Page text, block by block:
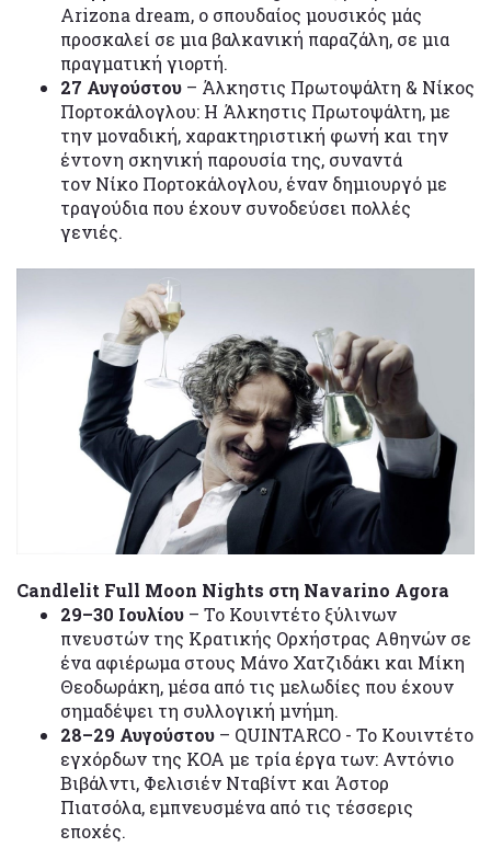
Arizona dream, ο σπουδαίος μουσικός μάς
προσκαλεί σε μια βαλκανική παραζάλη, σε μια
πραγματική γιορτή.
27 Αυγούστου – Άλκηστις Πρωτοψάλτη & Νίκος
Πορτοκάλογλου: Η Άλκηστις Πρωτοψάλτη, με
την μοναδική, χαρακτηριστική φωνή και την
έντονη σκηνική παρουσία της, συναντά
τον Νίκο Πορτοκάλογλου, έναν δημιουργό με
τραγούδια που έχουν συνοδεύσει πολλές
γενιές.
Candlelit Full Moon Nights στη Navarino Agora
29–30 Ιουλίου – Το Κουιντέτο ξύλινων
πνευστών της Κρατικής Ορχήστρας Αθηνών σε
ένα αφιέρωμα στους Μάνο Χατζιδάκι και Μίκη
Θεοδωράκη, μέσα από τις μελωδίες που έχουν
σημαδέψει τη συλλογική μνήμη.
28–29 Αυγούστου – QUINTARCO - Το Kουιντέτο
εγχόρδων της ΚΟΑ με τρία έργα των: Αντόνιο
Βιβάλντι, Φελισιέν Νταβίντ και Άστορ
Πιατσόλα, εμπνευσμένα από τις τέσσερις
εποχές.